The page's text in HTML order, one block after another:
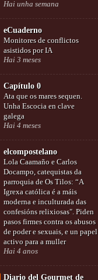
Hai unha semana
eCuaderno
Monitores de conflictos
asistidos por IA
Hai 3 meses
Capítulo 0
Ata que os mares sequen.
Unha Escocia en clave
galega
Hai 4 meses
elcompostelano
Lola Caamaño e Carlos
Docampo, catequistas da
parroquia de Os Tilos: “A
Igrexa católica é a máis
moderna e inculturada das
confesións relixiosas". Piden
pasos firmes contra os abusos
de poder e sexuais, e un papel
activo para a muller
Hai 4 anos
Diario del Gourmet de